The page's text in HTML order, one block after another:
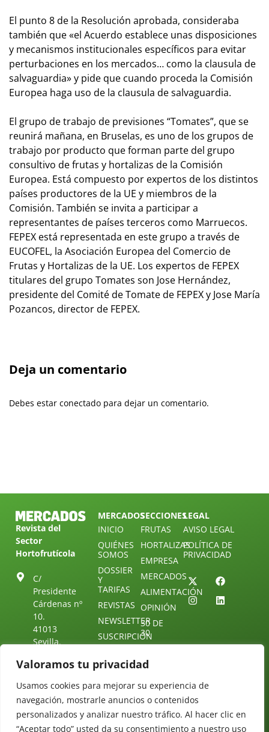
Valoramos tu privacidad
Usamos cookies para mejorar su experiencia de
navegación, mostrarle anuncios o contenidos
personalizados y analizar nuestro tráfico. Al hacer clic en
“Aceptar todo” usted da su consentimiento a nuestro uso
El punto 8 de la Resolución aprobada, consideraba
también que «el Acuerdo establece unas disposiciones
y mecanismos institucionales específicos para evitar
perturbaciones en los mercados… como la clausula de
salvaguardia» y pide que cuando proceda la Comisión
Europea haga uso de la clausula de salvaguardia.
El grupo de trabajo de previsiones “Tomates”, que se
reunirá mañana, en Bruselas, es uno de los grupos de
trabajo por producto que forman parte del grupo
consultivo de frutas y hortalizas de la Comisión
Europea. Está compuesto por expertos de los distintos
países productores de la UE y miembros de la
Comisión. También se invita a participar a
representantes de países terceros como Marruecos.
FEPEX está representada en este grupo a través de
EUCOFEL, la Asociación Europea del Comercio de
Frutas y Hortalizas de la UE. Los expertos de FEPEX
titulares del grupo Tomates son Jose Hernández,
presidente del Comité de Tomate de FEPEX y Jose María
Pozancos, director de FEPEX.
Deja un comentario
Debes estar conectado para dejar un comentario.
Revista del
Sector
Hortofrutícola
C/
Presidente
Cárdenas nº
10.
41013
Sevilla.
Tel: (+34) 954
25 88 51
redaccion@revistamercados.com
MERCADOS
INICIO
QUIÉNES
SOMOS
DOSSIER
Y
TARIFAS
REVISTAS
NEWSLETTER
SUSCRIPCIÓN
NUESTRO
TELEGRAM
CONTACTO
SECCIONES
FRUTAS
HORTALIZAS
EMPRESA
MERCADOS
ALIMENTACIÓN
OPINIÓN
30 DE
30
DIRECTORIO
LEGAL
AVISO LEGAL
POLÍTICA DE
PRIVACIDAD